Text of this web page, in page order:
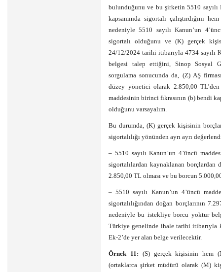
bulunduğunu ve bu şirketin 5510 sayılı
kapsamında sigortalı çalıştırdığını
nedeniyle 5510 sayılı Kanun’un
sigortalı olduğunu ve (K) gerçek
24/12/2024 tarihi itibarıyla 4734 sayılı
belgesi talep ettiğini, Sinop Sosyal
sorgulama sonucunda da, (Z) AŞ
düzey yönetici olarak 2.850,00
maddesinin birinci fıkrasının (b) bendi
olduğunu varsayalım.
Bu durumda, (K) gerçek kişisinin
sigortalılığı yönünden ayrı ayrı
– 5510 sayılı Kanun’un 4’üncü
sigortalılardan kaynaklanan
2.850,00 TL olması ve bu borcun
– 5510 sayılı Kanun’un 4’üncü
sigortalılığından doğan borçlarının
nedeniyle bu istekliye borcu yoktur
Türkiye genelinde ihale tarihi itibarıyla
Ek-2’de yer alan belge verilecektir.
Örnek 11: (S) gerçek kişisinin hem
(ortaklarca şirket müdürü olarak (M)